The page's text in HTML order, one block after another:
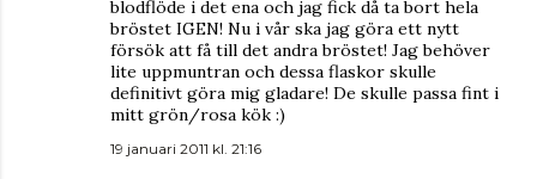
blodflöde i det ena och jag fick då ta bort hela
bröstet IGEN! Nu i vår ska jag göra ett nytt
försök att få till det andra bröstet! Jag behöver
lite uppmuntran och dessa flaskor skulle
definitivt göra mig gladare! De skulle passa fint i
mitt grön/rosa kök :)
19 januari 2011 kl. 21:16